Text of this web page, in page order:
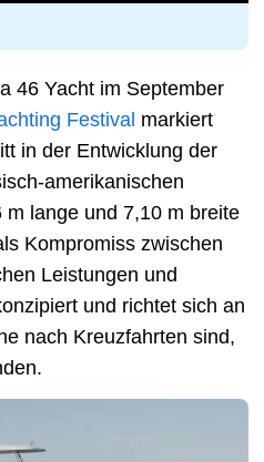
46 Yacht im September
Festival markiert
in der Entwicklung der
amerikanischen
lange und 7,10 m breite
Kompromiss zwischen
Leistungen und
und richtet sich an
nach Kreuzfahrten sind,